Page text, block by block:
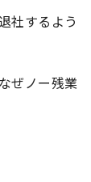
社するよう
ぜノー残業